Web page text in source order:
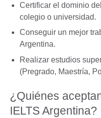
Certificar el dominio
colegio o universidad.
Conseguir un mejor
Argentina.
Realizar estudios
(Pregrado, Maestría,
¿Quiénes
IELTS Argentina?